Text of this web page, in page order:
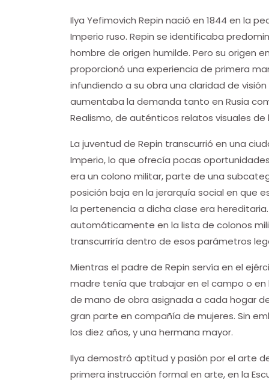
Ilya Yefimovich Repin nació en 1844 en la
Imperio ruso. Repin se identificaba
hombre de origen humilde. Pero su origen
proporcionó una experiencia de primera
infundiendo a su obra una claridad de
aumentaba la demanda tanto en Rusia
Realismo, de auténticos relatos visuales de
La juventud de Repin transcurrió en una
Imperio, lo que ofrecía pocas
era un colono militar, parte de una
posición baja en la jerarquía social en que
la pertenencia a dicha clase era
automáticamente en la lista de colonos
transcurriría dentro de esos parámetros
Mientras el padre de Repin servía en el
madre tenía que trabajar en el campo o
de mano de obra asignada a cada hogar
gran parte en compañía de mujeres. Sin
los diez años, y una hermana mayor.
Ilya demostró aptitud y pasión por el arte
primera instrucción formal en arte, en la